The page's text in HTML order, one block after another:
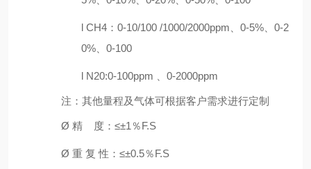
l CH4：0-10/100 /1000/2000ppm、0-5%、0-2
0%、0-100
l N20:0-100ppm 0-2000ppm
注：其他量程及气体可根据客户需求进行定制
Ø 精 度 ： ≤±1％F.S
Ø 重 复 性： ≤±0.5％F.S